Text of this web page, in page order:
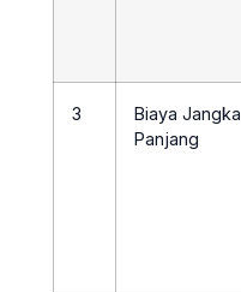
3
Biaya Jangka
Panjang